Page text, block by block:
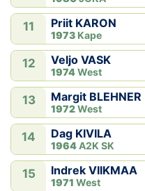
11 Priit KARON
1973 Kape
12 Veljo VASK
1974West
13 Margit BLEHNER
1972West
14 Dag KIVILA
1964A2K SK
15 Indrek VIIKMAA
1971 West